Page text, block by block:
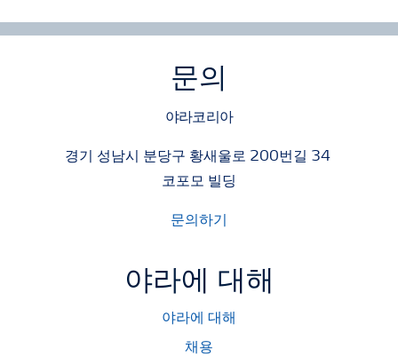
문의
야라코리아
경기 성남시 분당구 황새울로 200번길 34
코포모 빌딩
문의하기
야라에 대해
야라에 대해
채용